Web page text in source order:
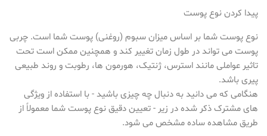
پیدا کردن نوع پوست
نوع پوست شما بر اساس میزان سبوم (روغنی) پوست شما است. چربی
پوست می تواند در طول زمان تغییر کند و همچنین ممکن است تحت
تاثیر عواملی مانند استرس، ژنتیک، هورمون ها، رطوبت و روند طبیعی
پیری باشد.
هنگامی که می دانید به دنبال چه چیزی باشید - با استفاده از ویژگی
های مشترک ذکر شده در زیر - تعیین دقیق نوع پوست شما معمولاً از
طریق مشاهده ساده مشخص می شود.